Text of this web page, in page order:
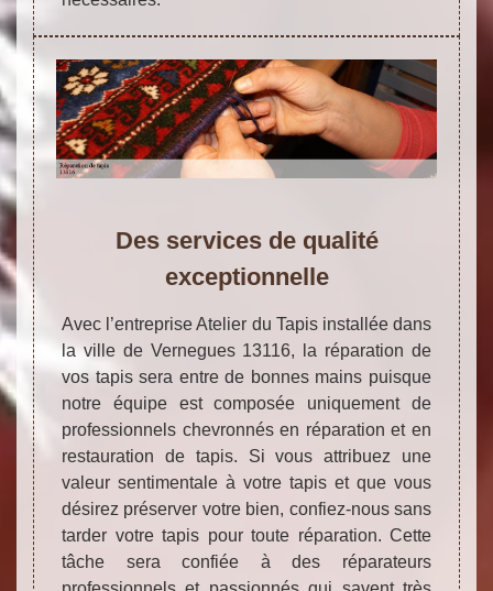
Des services de qualité
exceptionnelle
Avec l’entreprise Atelier du Tapis installée dans
la ville de Vernegues 13116, la réparation de
vos tapis sera entre de bonnes mains puisque
notre équipe est composée uniquement de
professionnels chevronnés en réparation et en
restauration de tapis. Si vous attribuez une
valeur sentimentale à votre tapis et que vous
désirez préserver votre bien, confiez-nous sans
tarder votre tapis pour toute réparation. Cette
tâche sera confiée à des réparateurs